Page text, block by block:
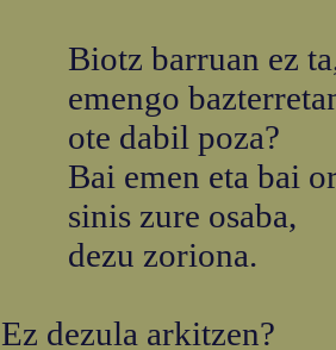
Biotz barruan ez
emengo
ote dabil poza?
Bai emen eta bai
sinis zure osaba,
dezu zoriona.
Ez dezula arkitzen?